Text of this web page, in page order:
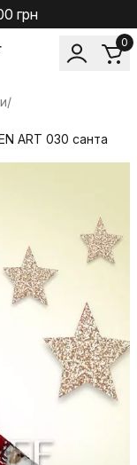
грн
0
/
ART 030 санта